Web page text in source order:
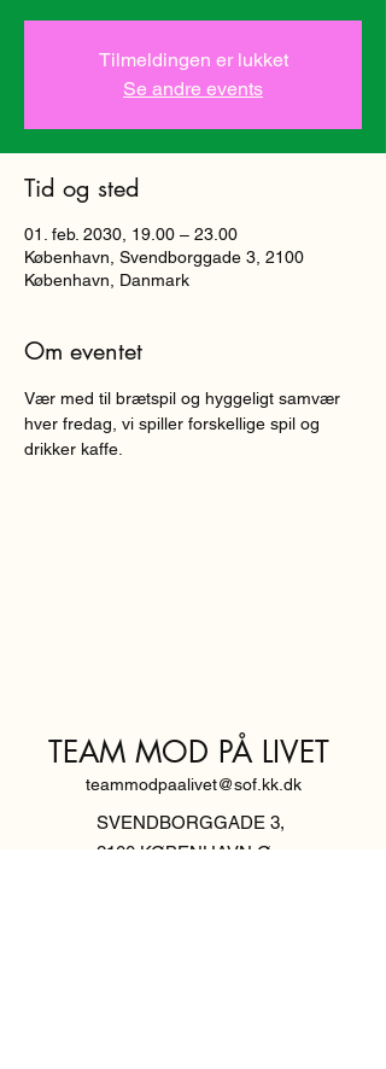
Tilmeldingen er lukket
Se andre events
Tid og sted
01. feb. 2030, 19.00 – 23.00
København, Svendborggade 3, 2100
København, Danmark
Om eventet
Vær med til brætspil og hyggeligt samvær
hver fredag, vi spiller forskellige spil og
drikker kaffe.
TEAM MOD PÅ LIVET
teammodpaalivet@sof.kk.dk
SVENDBORGGADE 3,
2100 KØBENHAVN Ø